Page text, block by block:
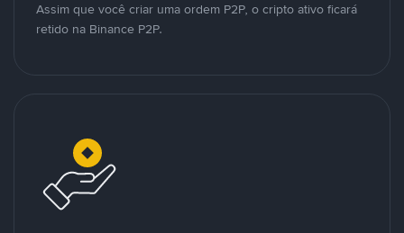
Assim que você criar uma ordem P2P, o cripto ativo ficará
retido na Binance P2P.